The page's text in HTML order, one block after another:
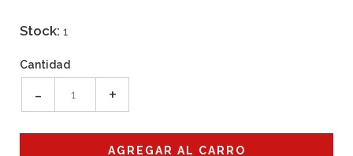
Stock: 1
Cantidad
- +